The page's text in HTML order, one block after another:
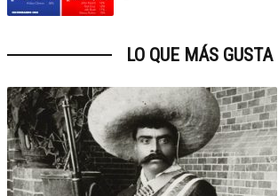
LO QUE MÁS GUSTA